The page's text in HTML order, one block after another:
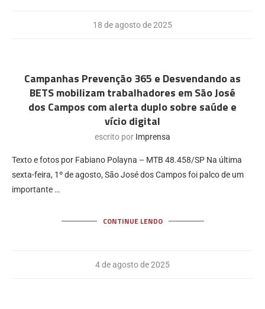
18 de agosto de 2025
Campanhas Prevenção 365 e Desvendando as
BETS mobilizam trabalhadores em São José
dos Campos com alerta duplo sobre saúde e
vício digital
escrito por Imprensa
Texto e fotos por Fabiano Polayna – MTB 48.458/SP Na última
sexta-feira, 1º de agosto, São José dos Campos foi palco de um
importante …
CONTINUE LENDO
4 de agosto de 2025